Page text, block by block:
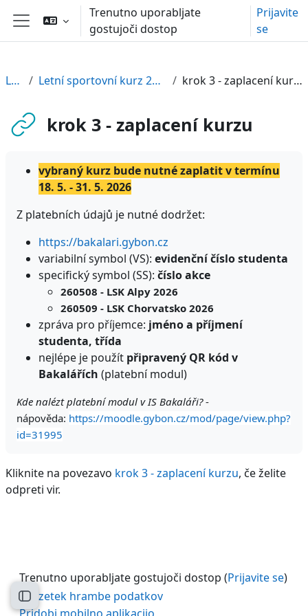
Preskoči na glavno vsebino
Stransko polje
Trenutno uporabljate
gostujoči dostop
Prijavite
se
Odpri kazalo predmeta
LSK Letní sportovní kurz 2026 krok 3 - zaplacení kurzu
krok 3 - zaplacení kurzu
vybraný kurz bude nutné zaplatit v termínu
18. 5. - 31. 5. 2026
Z platebních údajů je nutné dodržet:
https://bakalari.gybon.cz
variabilní symbol (VS): evidenční číslo studenta
specifický symbol (SS): číslo akce
260508 - LSK Alpy 2026
260509 - LSK Chorvatsko 2026
zpráva pro příjemce: jméno a příjmení
studenta, třída
nejlépe je použít připravený QR kód v
Bakalářích (platební modul)
Kde nalézt platební modul v IS Bakaláři?-
nápověda: https://moodle.gybon.cz/mod/page/view.php?
id=31995
Kliknite na povezavo krok 3 - zaplacení kurzu, če želite
odpreti vir.
Trenutno uporabljate gostujoči dostop (Prijavite se)
Povzetek hrambe podatkov